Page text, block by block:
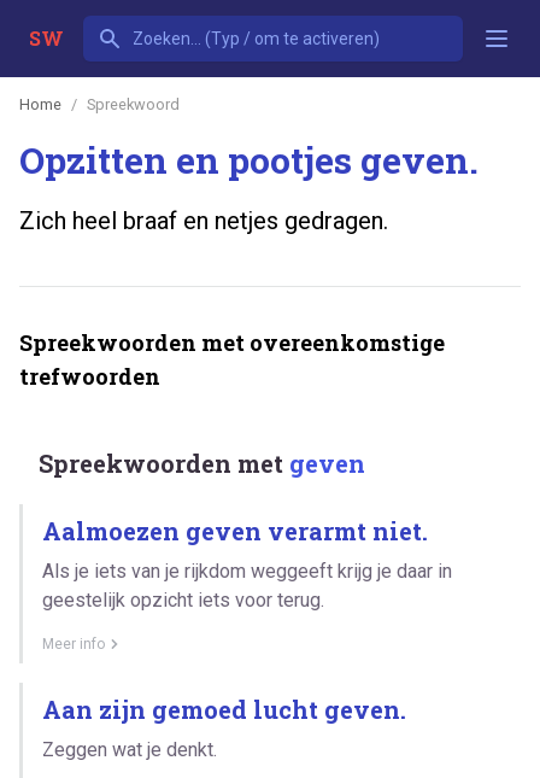
SW
Home Spreekwoord
Opzitten en pootjes geven.
Zich heel braaf en netjes gedragen.
Spreekwoorden met overeenkomstige
trefwoorden
Spreekwoorden met geven
Aalmoezen geven verarmt niet.
Als je iets van je rijkdom weggeeft krijg je daar in
geestelijk opzicht iets voor terug.
Meer info
Aan zijn gemoed lucht geven.
Zeggen wat je denkt.